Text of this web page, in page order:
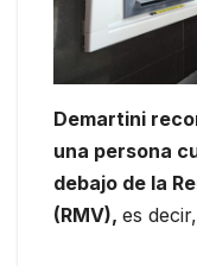
Demartini
una persona
debajo de la
(RMV), es